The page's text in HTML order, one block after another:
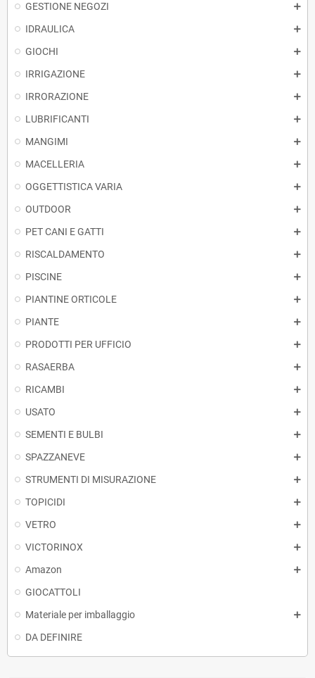
GESTIONE NEGOZI
IDRAULICA
GIOCHI
IRRIGAZIONE
IRRORAZIONE
LUBRIFICANTI
MANGIMI
MACELLERIA
OGGETTISTICA VARIA
OUTDOOR
PET CANI E GATTI
RISCALDAMENTO
PISCINE
PIANTINE ORTICOLE
PIANTE
PRODOTTI PER UFFICIO
RASAERBA
RICAMBI
USATO
SEMENTI E BULBI
SPAZZANEVE
STRUMENTI DI MISURAZIONE
TOPICIDI
VETRO
VICTORINOX
Amazon
GIOCATTOLI
Materiale per imballaggio
DA DEFINIRE